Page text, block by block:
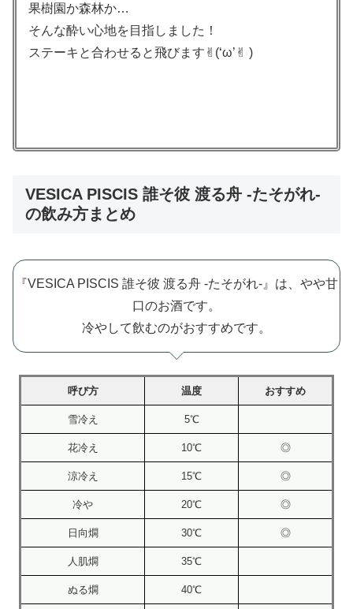
果樹園か森林か…
そんな酔い心地を目指しました！
ステーキと合わせると飛びます✌︎(‘ω’✌︎ )
VESICA PISCIS 誰そ彼 渡る舟 -たそがれ-
の飲み方まとめ
『VESICA PISCIS 誰そ彼 渡る舟 -たそがれ-』は、やや甘
口のお酒です。
冷やして飲むのがおすすめです。
呼び方 温度 おすすめ
雪冷え 5℃
花冷え 10℃ ◎
涼冷え 15℃ ◎
冷や 20℃ ◎
日向燗 30℃ ◎
人肌燗 35℃
ぬる燗 40℃